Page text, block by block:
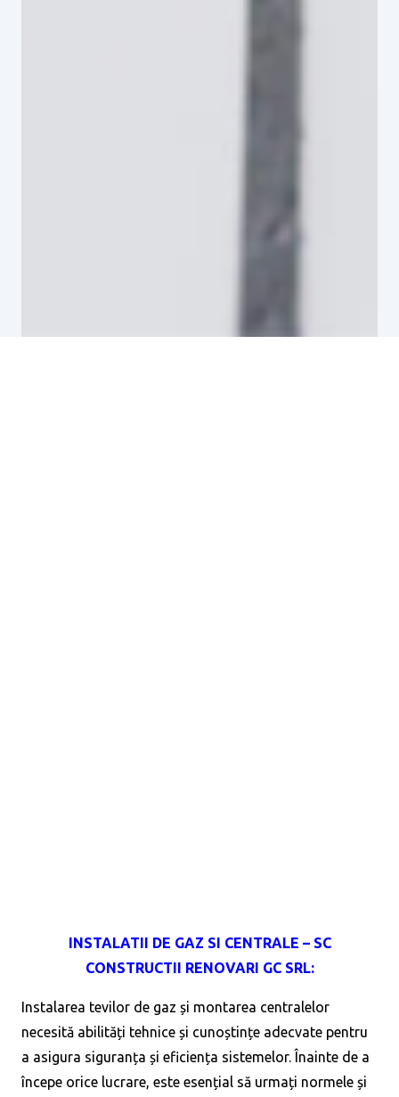
INSTALATII DE GAZ SI CENTRALE – SC
CONSTRUCTII RENOVARI GC SRL:
Instalarea tevilor de gaz și montarea centralelor
necesită abilități tehnice și cunoștințe adecvate pentru
a asigura siguranța și eficiența sistemelor. Înainte de a
începe orice lucrare, este esențial să urmați normele și